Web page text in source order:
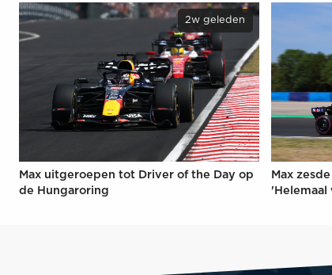
2w geleden
Max uitgeroepen tot Driver of the Day op
de Hungaroring
Max
'Helemaal